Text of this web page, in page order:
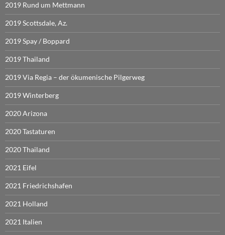
2019 Rund um Mettmann
2019 Scottsdale, Az.
2019 Spay / Boppard
2019 Thailand
2019 Via Regia – der ökumenische Pilgerweg
2019 Winterberg
2020 Arizona
2020 Tastaturen
2020 Thailand
2021 Eifel
2021 Friedrichshafen
2021 Holland
2021 Italien